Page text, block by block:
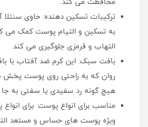
محافظت می کند.
ترکیبات تسکین دهنده: حاوی سنتلا
به تسکین و التیام پوست کمک می
التهاب و قرمزی جلوگیری می کند.
بافت سبک: این کرم ضد آفتاب با
روان که به راحتی روی پوست
هیچ گونه رد سفیدی یا سفتی به جا
مناسب برای انواع پوست: برای
ویژه پوست های حساس و مستعد